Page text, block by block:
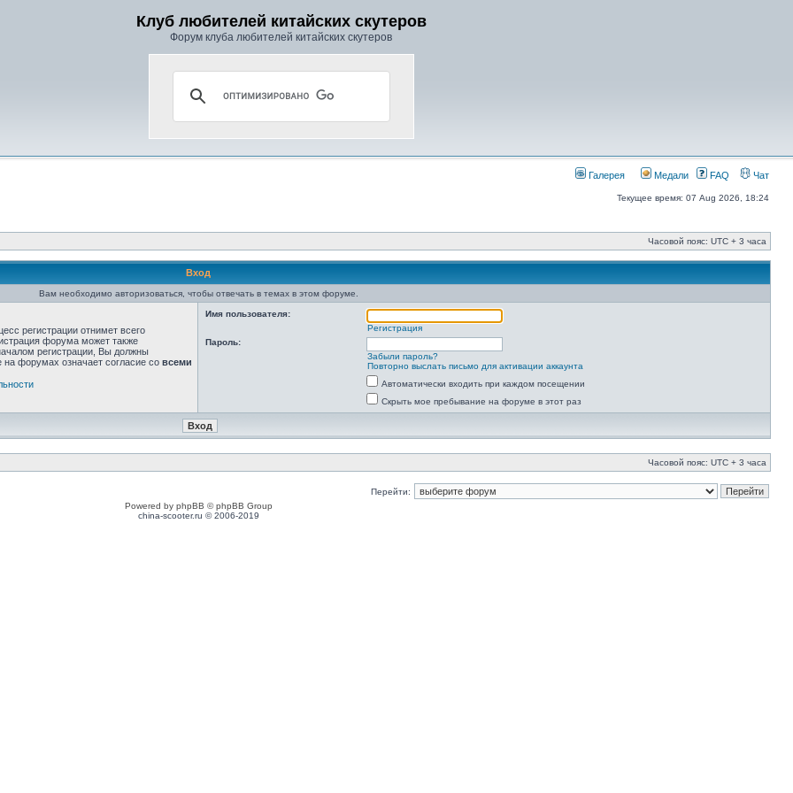
Клуб любителей китайских скутеров
Форум клуба любителей китайских скутеров
Галерея Медали FAQ Чат
Текущее время: 07 Aug 2026, 18:24
Часовой пояс: UTC + 3 часа
Вход
Вам необходимо авторизоваться, чтобы отвечать в темах в этом форуме.
регистрации отнимет всего
форума может также
регистрации, Вы должны
форумах означает согласие со всеми
Имя пользователя:
Регистрация
Пароль:
Забыли пароль?
Повторно выслать письмо для активации аккаунта
Автоматически входить при каждом посещении
Скрыть мое пребывание на форуме в этот раз
Часовой пояс: UTC + 3 часа
Перейти:
Powered by phpBB © phpBB Group
china-scooter.ru © 2006-2019